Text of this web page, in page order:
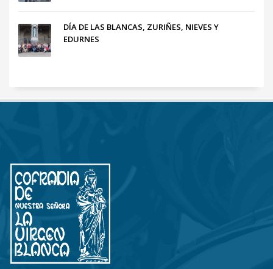
DÍA DE LAS BLANCAS, ZURIÑES, NIEVES Y
EDURNES